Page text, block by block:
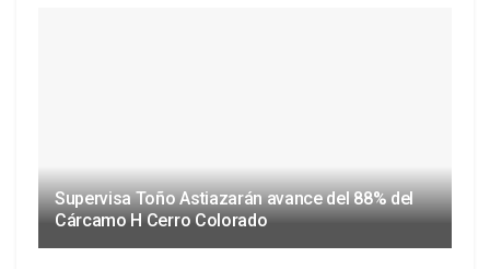
Supervisa Toño Astiazarán avance del 88% del
Cárcamo H Cerro Colorado